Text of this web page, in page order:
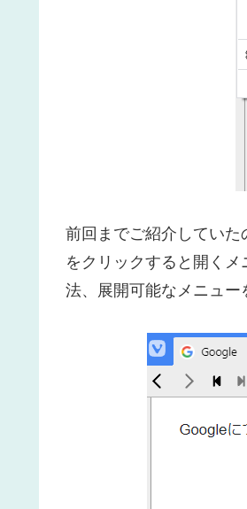
前回までご紹介してい
をクリックすると開く
法、展開可能なメニュー